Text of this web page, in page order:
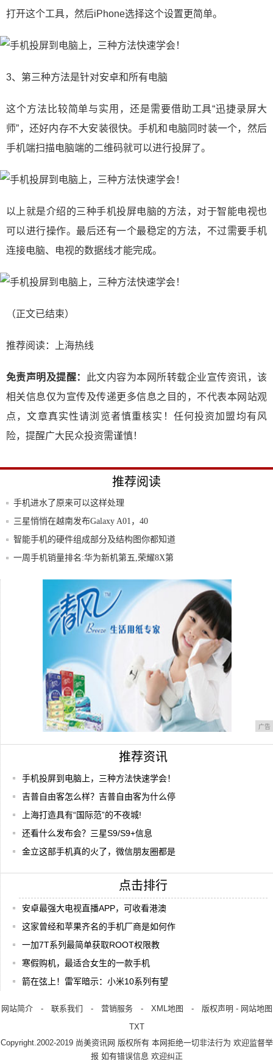
打开这个工具，然后iPhone选择这个设置更简单。
3、第三种方法是针对安卓和所有电脑
这个方法比较简单与实用，还是需要借助工具“迅捷录屏大
师”，还好内存不大安装很快。手机和电脑同时装一个，然后
手机端扫描电脑端的二维码就可以进行投屏了。
以上就是介绍的三种手机投屏电脑的方法，对于智能电视也
可以进行操作。最后还有一个最稳定的方法，不过需要手机
连接电脑、电视的数据线才能完成。
（正文已结束）
推荐阅读： 上海热线
免责声明及提醒：
此文内容为本网所转载企业宣传资讯，该
相关信息仅为宣传及传递更多信息之目的，不代表本网站观
点，文章真实性请浏览者慎重核实！任何投资加盟均有风
险，提醒广大民众投资需谨慎！
推荐阅读
手机进水了原来可以这样处理
三星悄悄在越南发布Galaxy A01，40
智能手机的硬件组成部分及结构图你都知道
有哪一
一周手机销量排名:华为新机第五,荣耀8X第
球星都用什么品牌手机？库里VIVO、詹皇
广告
推荐资讯
手机投屏到电脑上，三种方法快速学会！
吉普自由客怎么样？吉普自由客为什么停
上海打造具有“国际范”的不夜城!
还看什么发布会？三星S9/S9+信息
金立这部手机真的火了，微信朋友圈都是
点击排行
安卓最强大电视直播APP，可收看港澳
这家曾经和苹果齐名的手机厂商是如何作
一加7T系列最简单获取ROOT权限教
寒假购机，最适合女生的一款手机
箭在弦上！雷军暗示：小米10系列有望
网站简介- 联系我们 - 营销服务- XML地图 - 版权声明 - 网站地图
TXT
Copyright.2002-2019 尚美资讯网 版权所有 本网拒绝一切非法行为 欢迎监督举
报 如有错误信息 欢迎纠正